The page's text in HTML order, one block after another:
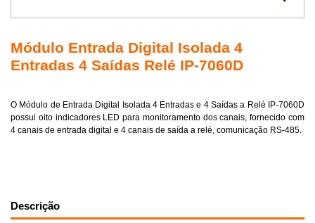
Módulo Entrada Digital Isolada 4
Entradas 4 Saídas Relé IP-7060D
O Módulo de Entrada Digital Isolada 4 Entradas e 4 Saídas a Relé IP-7060D
possui oito indicadores LED para monitoramento dos canais, fornecido com
4 canais de entrada digital e 4 canais de saída a relé, comunicação RS-485.
Descrição